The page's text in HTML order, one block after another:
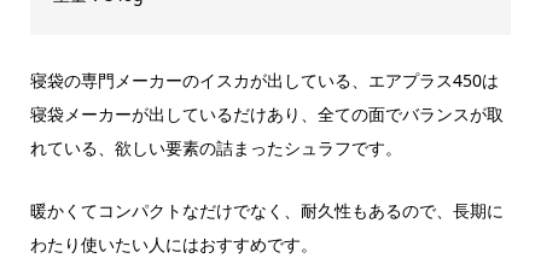
寝袋の専門メーカーのイスカが出している、エアプラス450は
寝袋メーカーが出しているだけあり、全ての面でバランスが取
れている、欲しい要素の詰まったシュラフです。
暖かくてコンパクトなだけでなく、耐久性もあるので、長期に
わたり使いたい人にはおすすめです。